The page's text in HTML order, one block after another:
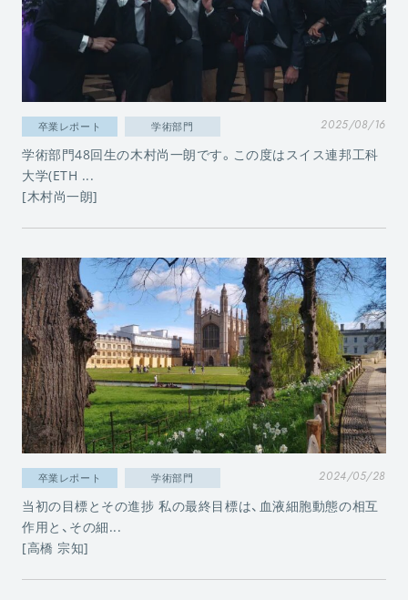
卒業レポート 学術部門 2025/08/16
学術部門48回生の木村尚一朗です。この度はスイス連邦工科
大学(ETH ...
[木村尚一朗]
卒業レポート 学術部門 2024/05/28
当初の目標とその進捗 私の最終目標は、血液細胞動態の相互
作用と、その細...
[高橋 宗知]